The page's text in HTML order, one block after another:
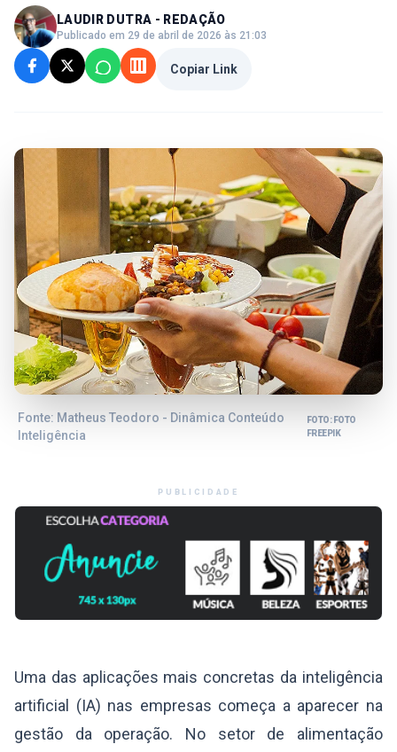
LAUDIR DUTRA - REDAÇÃO
Publicado em 29 de abril de 2026 às 21:03
Copiar Link
Fonte: Matheus Teodoro - Dinâmica Conteúdo
Inteligência
FOTO: FOTO
FREEPIK
PUBLICIDADE
Uma das aplicações mais concretas da inteligência
artificial (IA) nas empresas começa a aparecer na
gestão da operação. No setor de alimentação